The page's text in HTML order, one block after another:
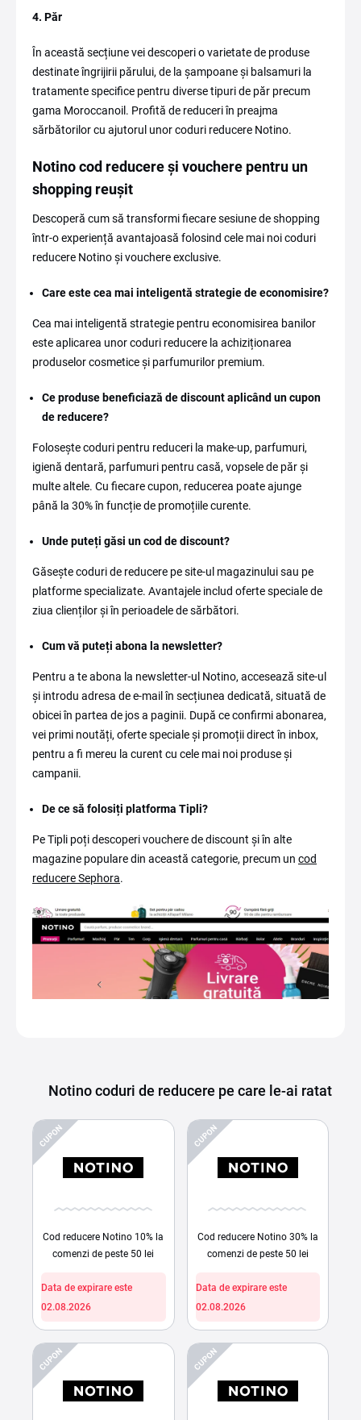
4. Păr
În această secțiune vei descoperi o varietate de produse
destinate îngrijirii părului, de la șampoane și balsamuri la
tratamente specifice pentru diverse tipuri de păr precum
gama Moroccanoil. Profită de reduceri în preajma
sărbătorilor cu ajutorul unor coduri reducere Notino.
Notino cod reducere și vouchere pentru un
shopping reușit
Descoperă cum să transformi fiecare sesiune de shopping
într-o experiență avantajoasă folosind cele mai noi coduri
reducere Notino și vouchere exclusive.
Care este cea mai inteligentă strategie de economisire?
Cea mai inteligentă strategie pentru economisirea banilor
este aplicarea unor coduri reducere la achiziționarea
produselor cosmetice și parfumurilor premium.
Ce produse beneficiază de discount aplicând un cupon
de reducere?
Folosește coduri pentru reduceri la make-up, parfumuri,
igienă dentară, parfumuri pentru casă, vopsele de păr și
multe altele. Cu fiecare cupon, reducerea poate ajunge
până la 30% în funcție de promoțiile curente.
Unde puteți găsi un cod de discount?
Găsește coduri de reducere pe site-ul magazinului sau pe
platforme specializate. Avantajele includ oferte speciale de
ziua clienților și în perioadele de sărbători.
Cum vă puteți abona la newsletter?
Pentru a te abona la newsletter-ul Notino, accesează site-ul
și introdu adresa de e-mail în secțiunea dedicată, situată de
obicei în partea de jos a paginii. După ce confirmi abonarea,
vei primi noutăți, oferte speciale și promoții direct în inbox,
pentru a fi mereu la curent cu cele mai noi produse și
campanii.
De ce să folosiți platforma Tipli?
Pe Tipli poți descoperi vouchere de discount și în alte
magazine populare din această categorie, precum un cod
reducere Sephora.
Notino coduri de reducere pe care le-ai ratat
CUPON
Cod reducere Notino 10% la
comenzi de peste 50 lei
Data de expirare este
02.08.2026
CUPON
Cod reducere Notino 30% la
comenzi de peste 50 lei
Data de expirare este
02.08.2026
CUPON CUPON